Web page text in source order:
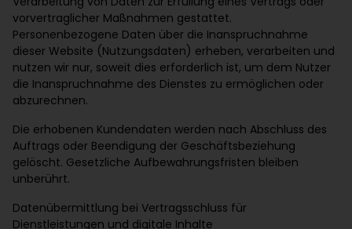
vorvertraglicher Maßnahmen gestattet.
Personenbezogene Daten über die Inanspruchnahme
dieser Website (Nutzungsdaten) erheben, verarbeiten und
nutzen wir nur, soweit dies erforderlich ist, um dem Nutzer
die Inanspruchnahme des Dienstes zu ermöglichen oder
abzurechnen.
Die erhobenen Kundendaten werden nach Abschluss des
Auftrags oder Beendigung der Geschäftsbeziehung
gelöscht. Gesetzliche Aufbewahrungsfristen bleiben
unberührt.
Datenübermittlung bei Vertragsschluss für
Dienstleistungen und digitale Inhalte